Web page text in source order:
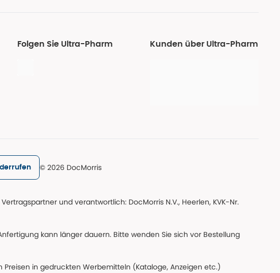
Folgen Sie Ultra-Pharm Kunden über Ultra-Pharm
© 2026 DocMorris
und verantwortlich: DocMorris N.V., Heerlen, KVK-Nr.
kann länger dauern. Bitte wenden Sie sich vor Bestellung
in gedruckten Werbemitteln (Kataloge, Anzeigen etc.)